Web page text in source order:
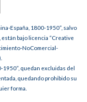
España, 1800-1950”, salvo
bajo licencia “Creative
NoComercial-
1950”, quedan excluidas del
quedando prohibido su
forma.